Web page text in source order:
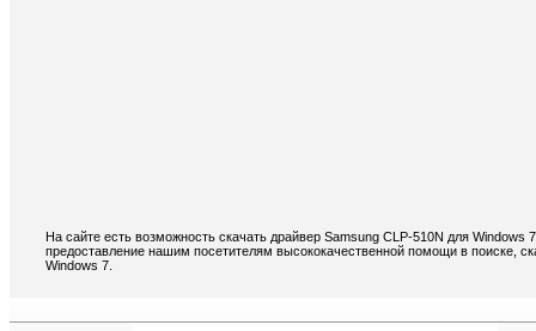
На сайте есть возможность скачать драйвер Samsung CLP-510N для
предоставление нашим посетителям высококачественной помощи в поиске,
Windows 7.